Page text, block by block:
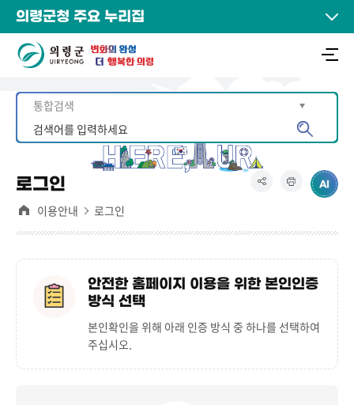
의령군청 주요 누리집
로그인
이용안내 로그인
안전한 홈페이지 이용을 위한 본인인증
방식 선택
본인확인을 위해 아래 인증 방식 중 하나를 선택하여
주십시오.